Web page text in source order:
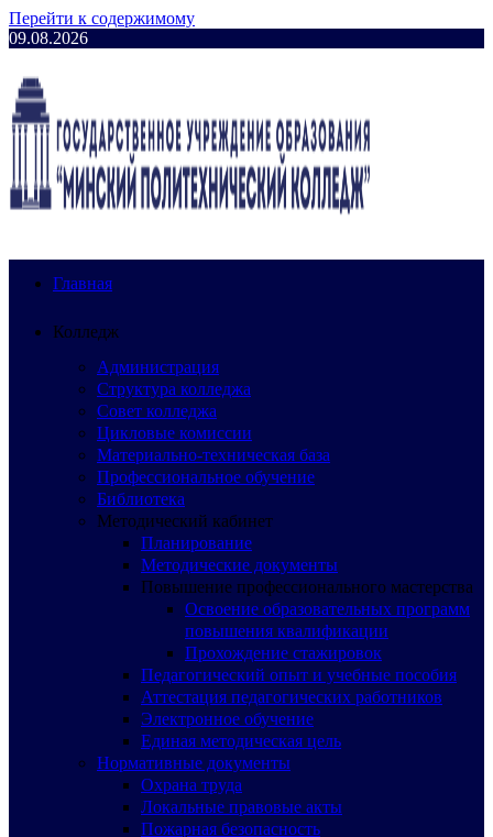
Перейти к содержимому
09.08.2026
Главная
Колледж
Администрация
Структура колледжа
Совет колледжа
Цикловые комиссии
Материально-техническая база
Профессиональное обучение
Библиотека
Методический кабинет
Планирование
Методические документы
Повышение профессионального мастерства
Освоение образовательных программ
повышения квалификации
Прохождение стажировок
Педагогический опыт и учебные пособия
Аттестация педагогических работников
Электронное обучение
Единая методическая цель
Нормативные документы
Охрана труда
Локальные правовые акты
Пожарная безопасность